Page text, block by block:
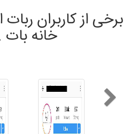
برخی از کاربران
خانه